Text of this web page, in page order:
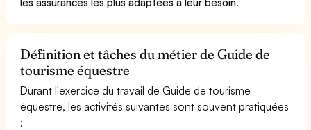
Définition et tâches du métier de Guide de
tourisme équestre
Durant l'exercice du travail de Guide de tourisme
équestre, les activités suivantes sont souvent pratiquées
: